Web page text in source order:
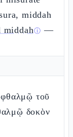
middah
middahⓘ —
τοῦ
δοκὸν